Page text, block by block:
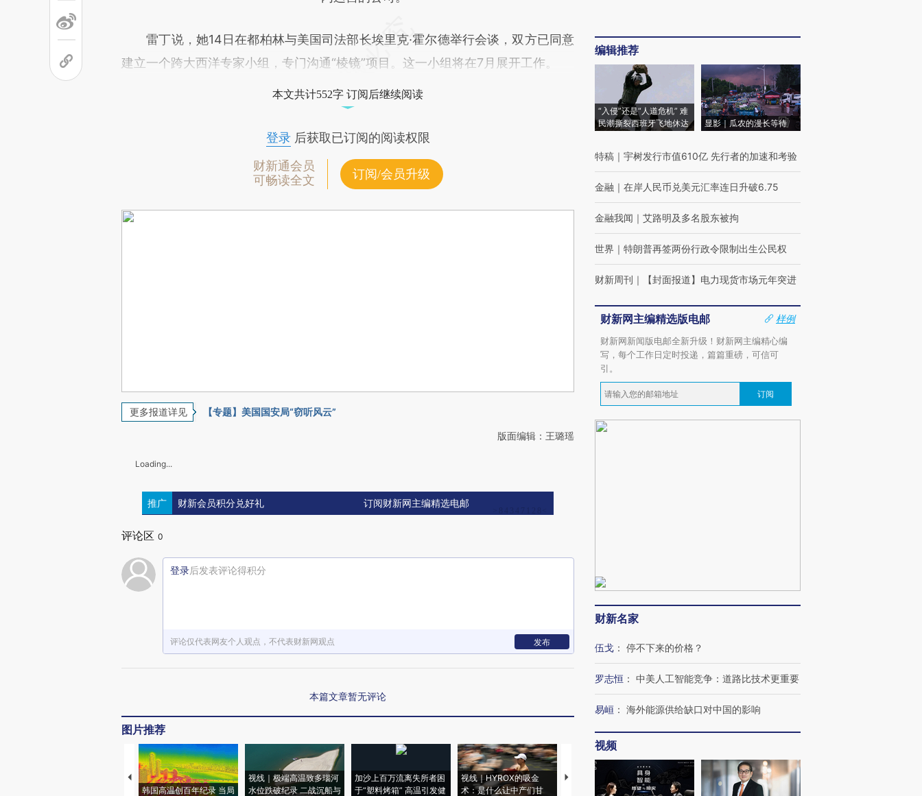
雷丁说，她14日在都柏林与美国司法部长埃里克·霍尔德举行会谈，双方已同意
建立一个跨大西洋专家小组，专门沟通“棱镜”项目。这一小组将在7月展开工作。
本文共计552字 订阅后继续阅读
登录后获取已订阅的阅读权限
财新通会员
可畅读全文
订阅/会员升级
更多报道详见 【专题】美国国安局“窃听风云”
版面编辑：王璐瑶
Loading...
推广 财新会员积分兑好礼 订阅财新网主编精选电邮
评论区 0
登录后发表评论得积分
评论仅代表网友个人观点，不代表财新网观点 发布
本篇文章暂无评论
图片推荐
韩国高温创百年纪录 当局
视线｜极端高温致多瑙河
水位跌破纪录 二战沉船与
加沙上百万流离失所者困
于“塑料烤箱” 高温引发健
视线｜HYROX的吸金
术：是什么让中产们甘
马航飞行员跨国走私7万
粒摇头丸 尿检体内含3种
视线｜被称为“蟑螂”的印
度Z世代 用街头抗争将教
视线｜“入侵”还是“人道危
编辑推荐
“入侵”还是“人道危机” 难
民潮撕裂西班牙飞地休达
显影｜瓜农的漫长等待
特稿 ｜ 宇树发行市值610亿 先行者的加速和考验
金融 ｜ 在岸人民币兑美元汇率连日升破6.75
金融我闻 ｜ 艾路明及多名股东被拘
世界 ｜ 特朗普再签两份行政令限制出生公民权
财新周刊 ｜ 【封面报道】电力现货市场元年突进
财新网主编精选版电邮
样例
财新网新闻版电邮全新升级！财新网主编精心编
写，每个工作日定时投递，篇篇重磅，可信可
引。
订阅
财新名家
伍戈 ： 停不下来的价格？
罗志恒 ： 中美人工智能竞争：道路比技术更重要
易峘 ： 海外能源供给缺口对中国的影响
视频